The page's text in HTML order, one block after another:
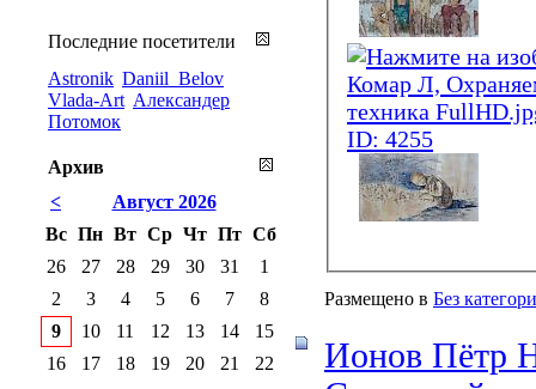
Размещено в Без
Ионов Пётр
Последние посетители
Astronik Daniil_Belov
Vlada-Art Александер
Потомок
Архив
<
Август 2026
Вс Пн Вт Ср Чт Пт Сб
26
27 28 29 30 31
1
2
3 4 5 6 7
8
9
10 11 12 13 14
15
16
17 18 19 20 21
22